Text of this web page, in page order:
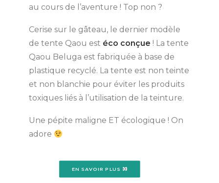
au cours de l’aventure ! Top non ?
Cerise sur le gâteau, le dernier modèle
de tente Qaou est éco conçue ! La tente
Qaou Beluga est fabriquée à base de
plastique recyclé. La tente est non teinte
et non blanchie pour éviter les produits
toxiques liés à l’utilisation de la teinture.
Une pépite maligne ET écologique ! On
adore
EN SAVOIR PLUS